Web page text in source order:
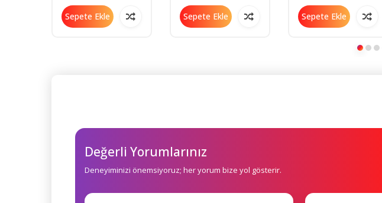
Sepete Ekle Sepete Ekle Sepete Ekle
Değerli Yorumlarınız
Deneyiminizi önemsiyoruz; her yorum bize yol gösterir.